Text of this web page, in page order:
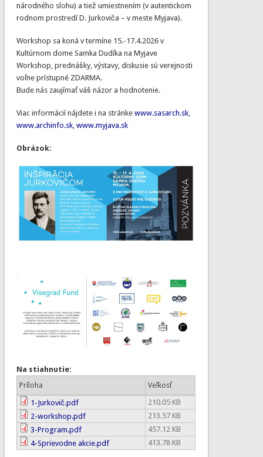
národného slohu) a tiež umiestnením (v autentickom
rodnom prostredí D. Jurkoviča – v meste Myjava).
Workshop sa koná v termíne 15.-17.4.2026 v
Kultúrnom dome Samka Dudíka na Myjave
Workshop, prednášky, výstavy, diskusie sú verejnosti
voľne prístupné ZDARMA.
Bude nás zaujímať váš názor a hodnotenie.
Viac informácií nájdete i na stránke www.sasarch.sk,
www.archinfo.sk, www.myjava.sk
Obrázok:
Na stiahnutie:
Príloha
Veľkosť
1-Jurkovič.pdf
210.05 KB
2-workshop.pdf
213.57 KB
3-Program.pdf
457.12 KB
4-Sprievodne akcie.pdf
413.78 KB